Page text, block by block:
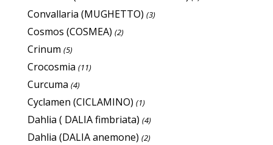
Convallaria (MUGHETTO) (3)
Cosmos (COSMEA) (2)
Crinum (5)
Crocosmia (11)
Curcuma (4)
Cyclamen (CICLAMINO) (1)
Dahlia ( DALIA fimbriata) (4)
Dahlia (DALIA anemone) (2)